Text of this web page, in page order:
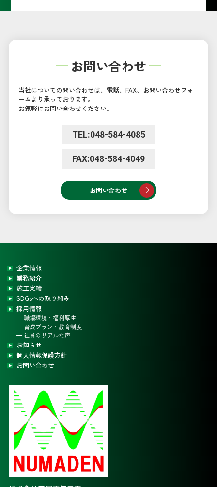
お問い合わせ
当社についての問い合わせは、電話、FAX、お問い合わせフォ
ームより承っております。
お気軽にお問い合わせください。
TEL:048-584-4085
FAX:048-584-4049
お問い合わせ
企業情報
業務紹介
施工実績
SDGsへの取り組み
採用情報
職場環境・福利厚生
育成プラン・教育制度
社員のリアルな声
お知らせ
個人情報保護方針
お問い合わせ